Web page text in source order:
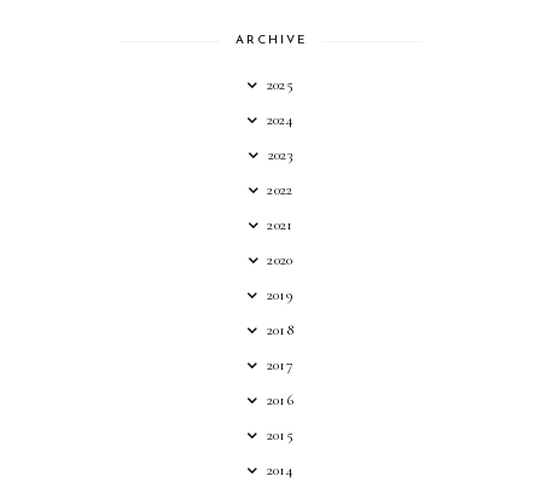
ARCHIVE
2025
2024
2023
2022
2021
2020
2019
2018
2017
2016
2015
2014